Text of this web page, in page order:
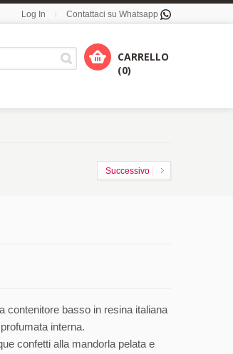
Log In Contattaci su Whatsapp
CARRELLO
(0)
Successivo
contenitore basso in resina italiana
interna.
confetti alla mandorla pelata e